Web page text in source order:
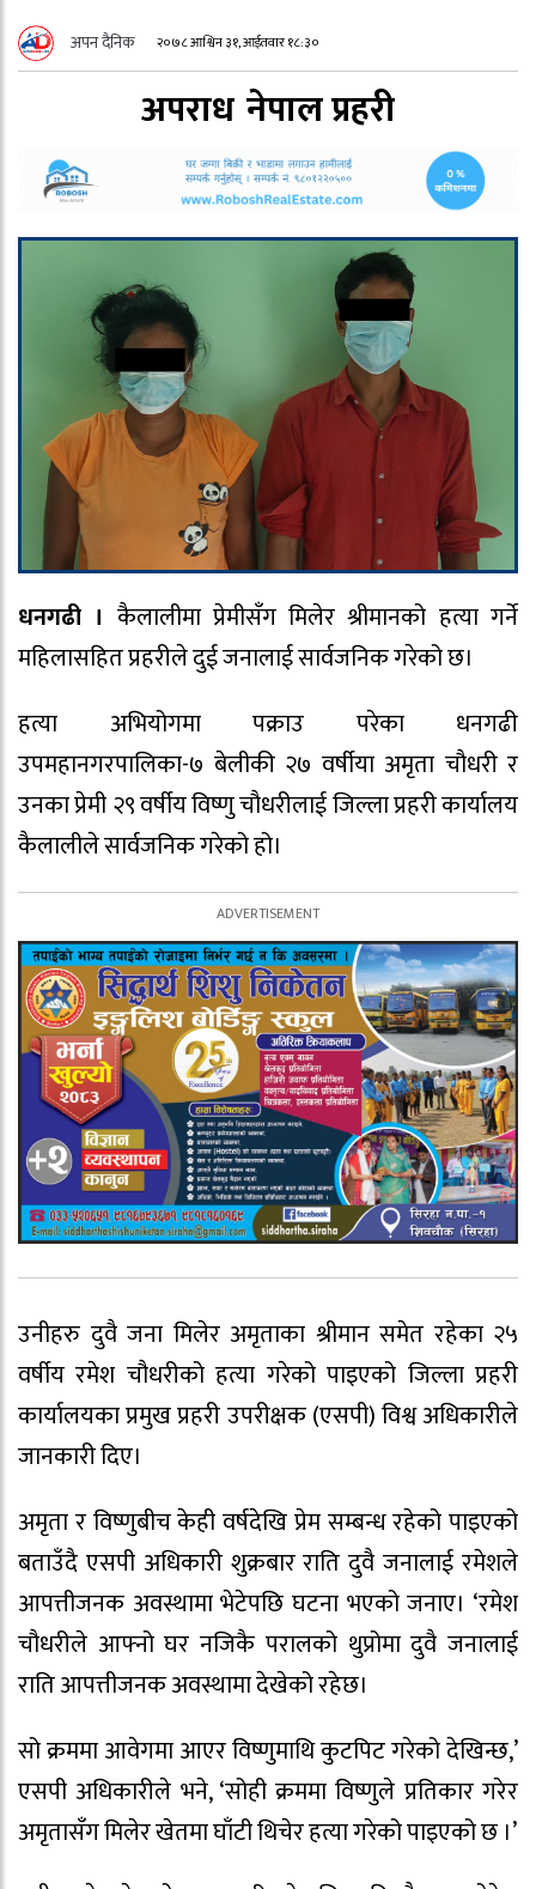
अपन दैनिक २०७८ आश्विन ३१, आईतवार १८:३०
अपराध नेपाल प्रहरी
धनगढी । कैलालीमा प्रेमीसँग मिलेर श्रीमानको हत्या गर्ने
महिलासहित प्रहरीले दुई जनालाई सार्वजनिक गरेको छ।
हत्या अभियोगमा पक्राउ परेका धनगढी
उपमहानगरपालिका-७ बेलीकी २७ वर्षीया अमृता चौधरी र
उनका प्रेमी २९ वर्षीय विष्णु चौधरीलाई जिल्ला प्रहरी कार्यालय
कैलालीले सार्वजनिक गरेको हो।
उनीहरु दुवै जना मिलेर अमृताका श्रीमान समेत रहेका २५
वर्षीय रमेश चौधरीको हत्या गरेको पाइएको जिल्ला प्रहरी
कार्यालयका प्रमुख प्रहरी उपरीक्षक (एसपी) विश्व अधिकारीले
जानकारी दिए।
अमृता र विष्णुबीच केही वर्षदेखि प्रेम सम्बन्ध रहेको पाइएको
बताउँदै एसपी अधिकारी शुक्रबार राति दुवै जनालाई रमेशले
आपत्तीजनक अवस्थामा भेटेपछि घटना भएको जनाए। ‘रमेश
चौधरीले आफ्नो घर नजिकै परालको थुप्रोमा दुवै जनालाई
राति आपत्तीजनक अवस्थामा देखेको रहेछ।
सो क्रममा आवेगमा आएर विष्णुमाथि कुटपिट गरेको देखिन्छ,’
एसपी अधिकारीले भने, ‘सोही क्रममा विष्णुले प्रतिकार गरेर
अमृतासँग मिलेर खेतमा घाँटी थिचेर हत्या गरेको पाइएको छ ।’